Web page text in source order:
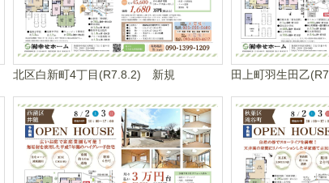
北区白新町4丁目(R7.8.2) 新規 田上町羽生田乙